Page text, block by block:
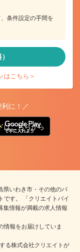
条件設定の手間を
はこちら＞
に！／
はこちらから
県いわき市・その他のバ
です。 「クリエイトバイ
集情報が満載の求人情報
情報をお届けしていま
る株式会社クリエイトが